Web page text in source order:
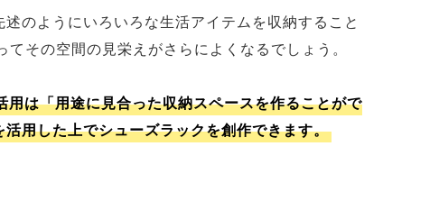
のようにいろいろな生活アイテムを収納すること
その空間の見栄えがさらによくなるでしょう。
は「用途に見合った収納スペースを作ることがで
用した上でシューズラックを創作できます。